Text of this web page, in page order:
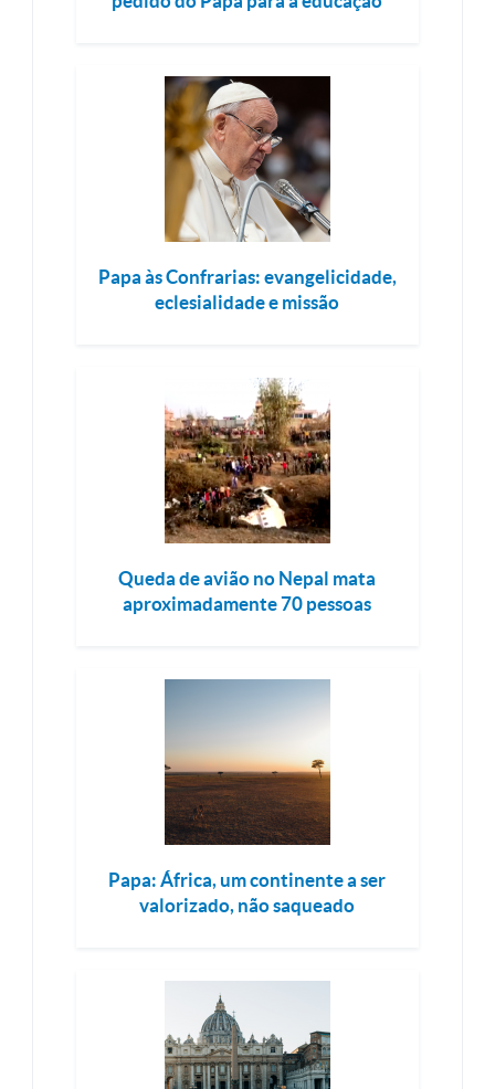
Papa às Confrarias: evangelicidade,
eclesialidade e missão
Queda de avião no Nepal mata
aproximadamente 70 pessoas
Papa: África, um continente a ser
valorizado, não saqueado